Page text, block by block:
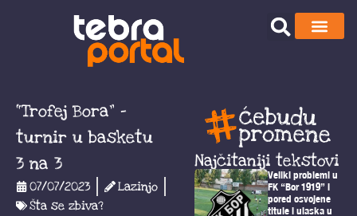
“Trofej Bora” –
turnir u basketu
3 na 3
07/07/2023
Lazinjo
Šta se zbiva?
Najčitaniji tekstovi
Veliki problemi u
FK “Bor 1919” i
pored osvojene
titule i ulaska u